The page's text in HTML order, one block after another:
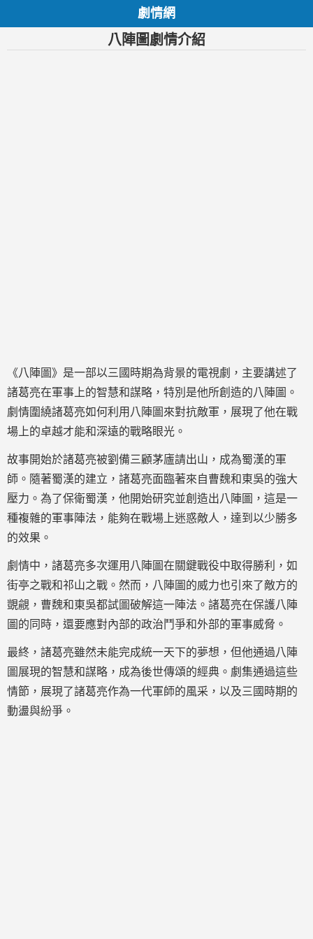
劇情網
八陣圖劇情介紹
《八陣圖》是一部以三國時期為背景的電視劇，主要講述了
諸葛亮在軍事上的智慧和謀略，特別是他所創造的八陣圖。
劇情圍繞諸葛亮如何利用八陣圖來對抗敵軍，展現了他在戰
場上的卓越才能和深遠的戰略眼光。
故事開始於諸葛亮被劉備三顧茅廬請出山，成為蜀漢的軍
師。隨著蜀漢的建立，諸葛亮面臨著來自曹魏和東吳的強大
壓力。為了保衛蜀漢，他開始研究並創造出八陣圖，這是一
種複雜的軍事陣法，能夠在戰場上迷惑敵人，達到以少勝多
的效果。
劇情中，諸葛亮多次運用八陣圖在關鍵戰役中取得勝利，如
街亭之戰和祁山之戰。然而，八陣圖的威力也引來了敵方的
覬覦，曹魏和東吳都試圖破解這一陣法。諸葛亮在保護八陣
圖的同時，還要應對內部的政治鬥爭和外部的軍事威脅。
最終，諸葛亮雖然未能完成統一天下的夢想，但他通過八陣
圖展現的智慧和謀略，成為後世傳頌的經典。劇集通過這些
情節，展現了諸葛亮作為一代軍師的風采，以及三國時期的
動盪與紛爭。